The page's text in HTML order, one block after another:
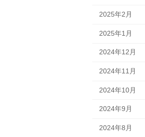
2025年2月
2025年1月
2024年12月
2024年11月
2024年10月
2024年9月
2024年8月